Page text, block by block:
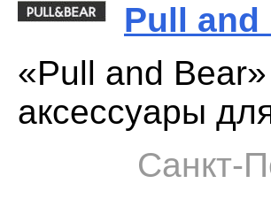
Pull and
«Pull and
аксессуары
Санкт-